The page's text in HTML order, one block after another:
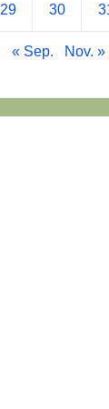
29 30
« Sep. Nov. »